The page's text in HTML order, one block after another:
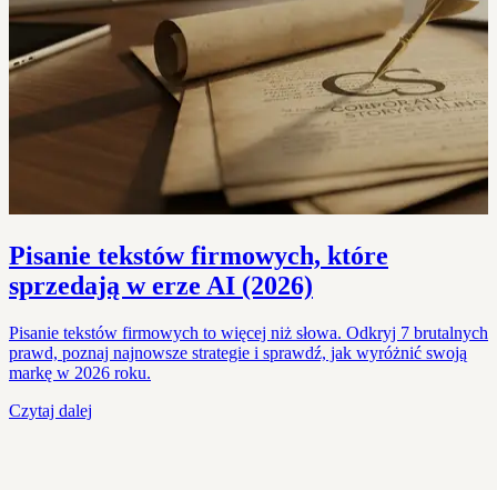
Pisanie tekstów firmowych, które
sprzedają w erze AI (2026)
Pisanie tekstów firmowych to więcej niż słowa. Odkryj 7 brutalnych
prawd, poznaj najnowsze strategie i sprawdź, jak wyróżnić swoją
markę w 2026 roku.
Czytaj dalej